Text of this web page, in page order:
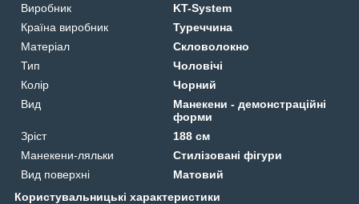
Виробник
KT-System
Країна виробник
Туреччина
Матеріал
Скловолокно
Тип
Чоловічі
Колір
Чорний
Вид
Манекени - демонстраційні
форми
Зріст
188 см
Манекени-ляльки
Стилізовані фігури
Вид поверхні
Матовий
Користувальницькі характеристики